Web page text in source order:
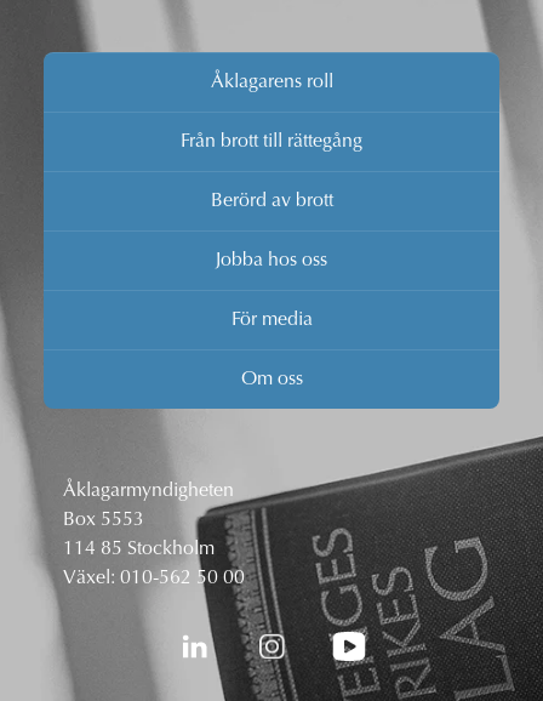
Åklagarens roll
Från brott till rättegång
Berörd av brott
Jobba hos oss
För media
Om oss
Åklagarmyndigheten
Box 5553
114 85 Stockholm
Växel: 010-562 50 00